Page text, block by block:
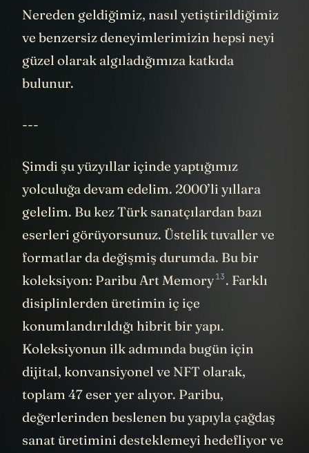
Nereden geldiğimiz, nasıl yetiştirildiğimiz
ve benzersiz deneyimlerimizin hepsi neyi
güzel olarak algıladığımıza katkıda
bulunur.
---
Şimdi şu yüzyıllar içinde yaptığımız
yolculuğa devam edelim. 2000’li yıllara
gelelim. Bu kez Türk sanatçılardan bazı
eserleri görüyorsunuz. Üstelik tuvaller ve
formatlar da değişmiş durumda. Bu bir
koleksiyon: Paribu Art Memory13. Farklı
disiplinlerden üretimin iç içe
konumlandırıldığı hibrit bir yapı.
Koleksiyonun ilk adımında bugün için
dijital, konvansiyonel ve NFT olarak,
toplam 47 eser yer alıyor. Paribu,
değerlerinden beslenen bu yapıyla çağdaş
sanat üretimini desteklemeyi hedefliyor ve